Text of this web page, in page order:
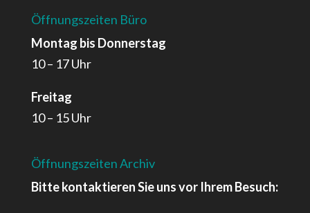
Öffnungszeiten Büro
Montag bis Donnerstag
10 – 17 Uhr
Freitag
10 – 15 Uhr
Öffnungszeiten Archiv
Bitte kontaktieren Sie uns vor Ihrem Besuch: